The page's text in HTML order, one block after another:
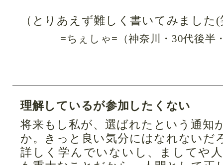
（とりあえず難しく書いてみました
=ちぇしゃ=（神奈川・30代後半
理解しているが参加したくない
将来もし私が、選ばれたという通知
か。きっと良い気分にはなれないだ
詳しく学んでいないし、ましてや